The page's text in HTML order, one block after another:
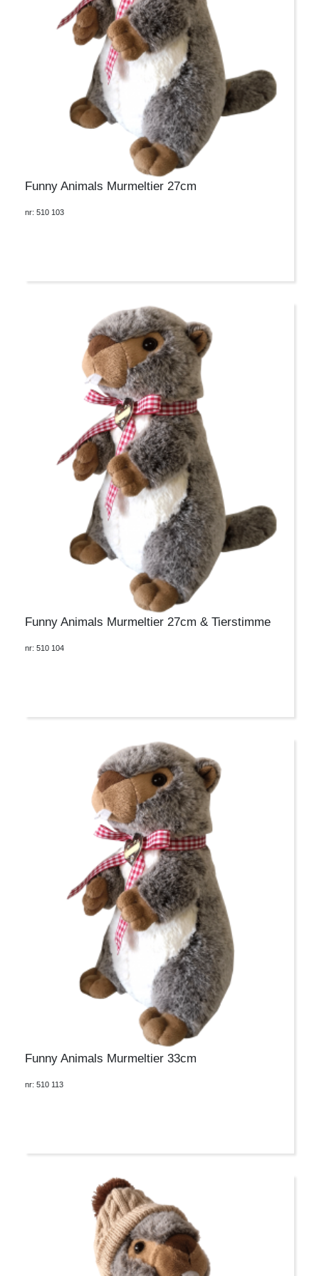
Funny Animals Murmeltier 27cm
nr: 510 103
Funny Animals Murmeltier 27cm & Tierstimme
nr: 510 104
Funny Animals Murmeltier 33cm
nr: 510 113